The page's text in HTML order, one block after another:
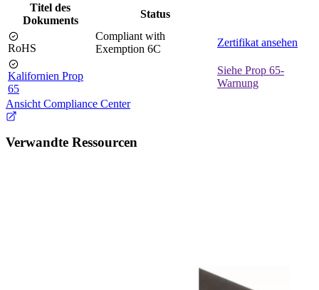
Titel des
Dokuments
Status
RoHS
Compliant with
Exemption 6C
Zertifikat ansehen
Kalifornien Prop
65
Siehe Prop 65-
Warnung
Ansicht Compliance Center
Verwandte Ressourcen